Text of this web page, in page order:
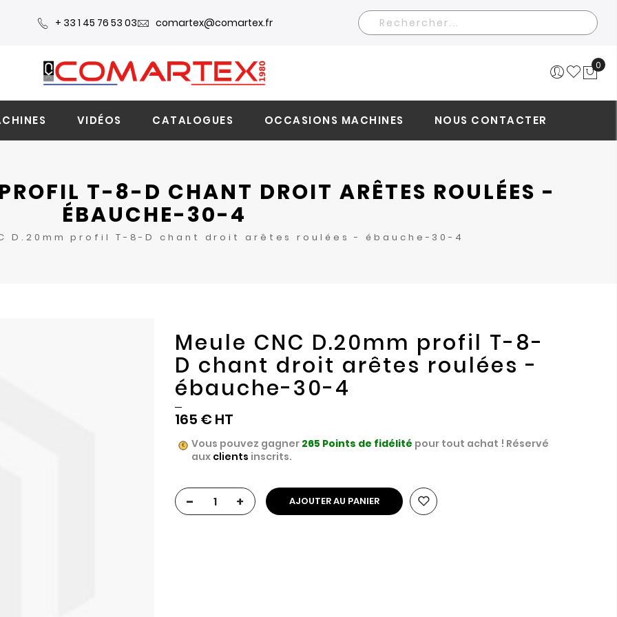
+ 33 1 45 76 53 03 comartex@comartex.fr
Rechercher
0
VIDÉOS CATALOGUES OCCASIONS MACHINES NOUS CONTACTER
T-8-D CHANT DROIT ARÊTES ROULÉES -
ÉBAUCHE-30-4
D.20mm profil T-8-D chant droit arêtes roulées - ébauche-30-4
Meule CNC D.20mm profil T-8-
D chant droit arêtes roulées -
ébauche-30-4
165 €
Vous pouvez gagner 265 Points de fidélité pour tout achat ! Réservé
aux clients inscrits.
- + AJOUTER AU PANIER